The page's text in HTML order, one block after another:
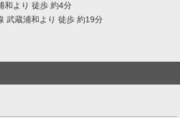
和より 徒歩 約4分
武蔵浦和より 徒歩 約19分